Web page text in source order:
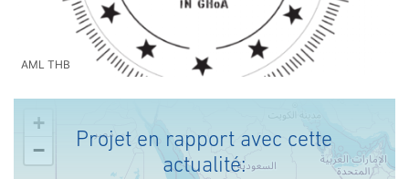
AML THB
Projet en rapport avec cette
actualité:
+
−